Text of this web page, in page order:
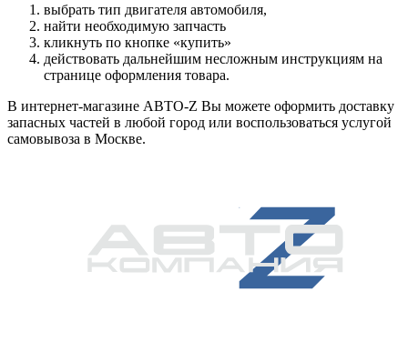
выбрать тип двигателя автомобиля,
найти необходимую запчасть
кликнуть по кнопке «купить»
действовать дальнейшим несложным инструкциям на
странице оформления товара.
В интернет-магазине АВТО-Z Вы можете оформить доставку
запасных частей в любой город или воспользоваться услугой
самовывоза в Москве.